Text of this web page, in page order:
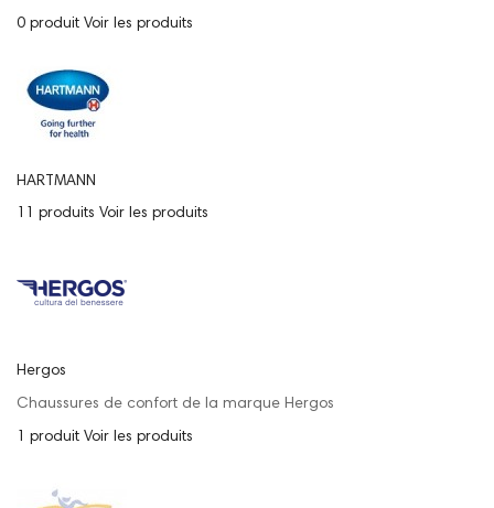
0 produit Voir les produits
HARTMANN
11 produits Voir les produits
Hergos
Chaussures de confort de la marque Hergos
1 produit Voir les produits